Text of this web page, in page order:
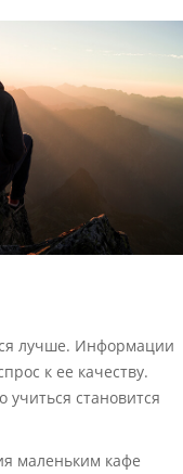
лучше. Информации
к ее качеству.
учиться становится
маленьким кафе